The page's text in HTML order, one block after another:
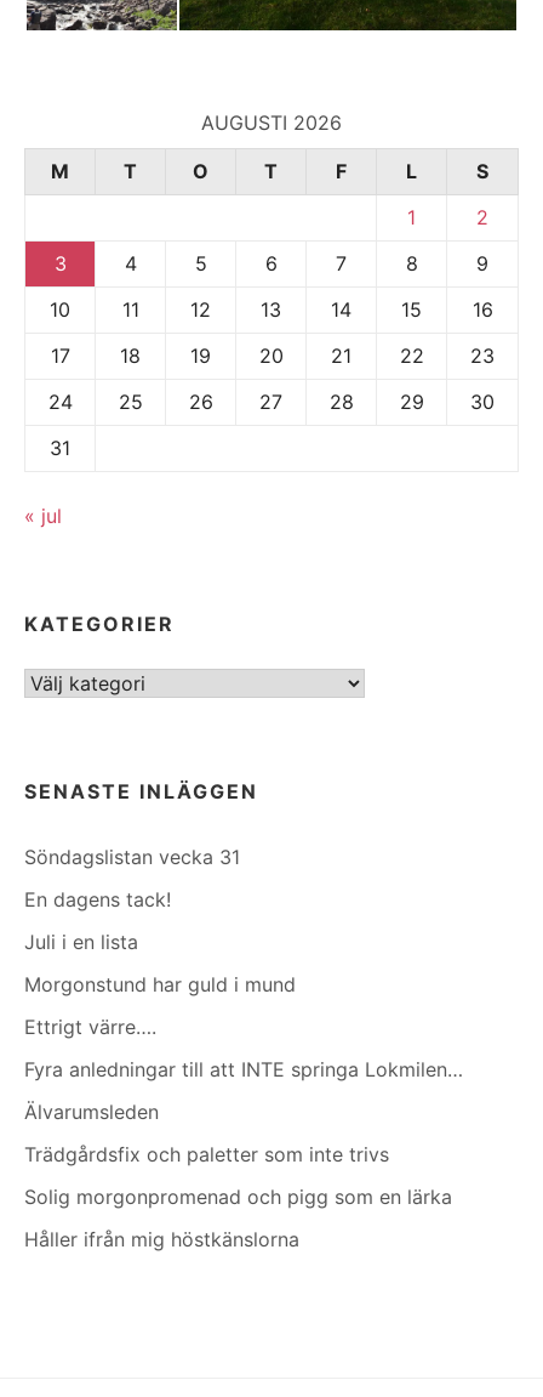
AUGUSTI 2026
M
T O T F L
S
1
2
3
4 5 6 7 8
9
10
11 12 13 14 15
16
17
18 19 20 21 22
23
24
25 26 27 28 29
30
31
« jul
KATEGORIER
Kategorier
SENASTE INLÄGGEN
Söndagslistan vecka 31
En dagens tack!
Juli i en lista
Morgonstund har guld i mund
Ettrigt värre….
Fyra anledningar till att INTE springa Lokmilen…
Älvarumsleden
Trädgårdsfix och paletter som inte trivs
Solig morgonpromenad och pigg som en lärka
Håller ifrån mig höstkänslorna